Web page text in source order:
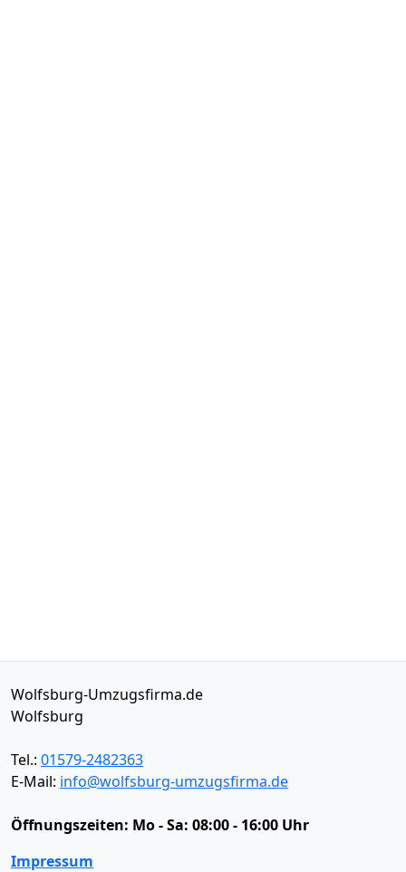
Wolfsburg-Umzugsfirma.de
Wolfsburg
Tel.: 01579-2482363
E-Mail: info@wolfsburg-umzugsfirma.de
Öffnungszeiten: Mo - Sa: 08:00 - 16:00 Uhr
Impressum